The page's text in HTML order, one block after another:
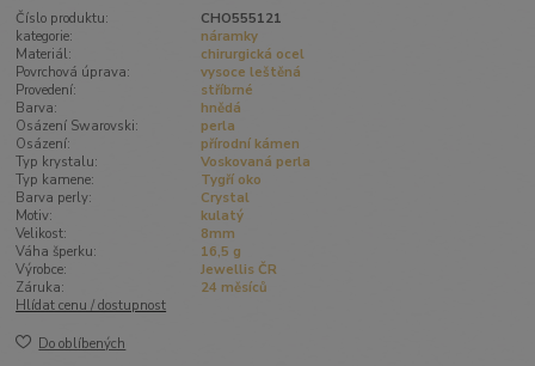
Číslo produktu:
CHO555121
kategorie:
náramky
Materiál:
chirurgická ocel
Povrchová úprava:
vysoce leštěná
Provedení:
stříbrné
Barva:
hnědá
Osázení Swarovski:
perla
Osázení:
přírodní kámen
Typ krystalu:
Voskovaná perla
Typ kamene:
Tygří oko
Barva perly:
Crystal
Motiv:
kulatý
Velikost:
8mm
Váha šperku:
16,5 g
Výrobce:
Jewellis ČR
Záruka:
24 měsíců
Hlídat cenu / dostupnost
Do oblíbených